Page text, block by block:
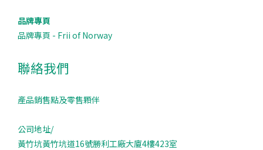
品牌專頁
品牌專頁 - Frii of Norway
聯絡我們
產品銷售點及零售顆伴
公司地址/
黃竹坑黃竹坑道16號勝利工廠大廈4樓423室